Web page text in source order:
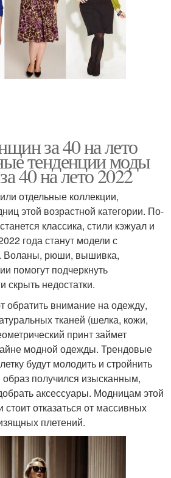
за 40 на лето
тенденции моды
40 на лето 2022
отдельные коллекции,
этой возрастной категории. По-
классика, стили кэжуал и
года станут модели с
Воланы, рюши, вышивка,
помогут подчеркнуть
скрыть недостатки.
обратить внимание на одежду,
тканей (шелка, кожи,
принт займет
модной одежды. Трендовые
будут молодить и стройнить
получился изысканным,
аксессуары. Модницам этой
стоит отказаться от массивных
плетений.